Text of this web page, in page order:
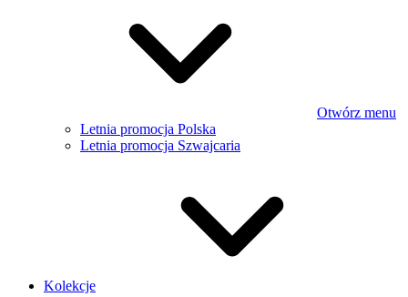
Otwórz menu
Letnia promocja Polska
Letnia promocja Szwajcaria
Kolekcje